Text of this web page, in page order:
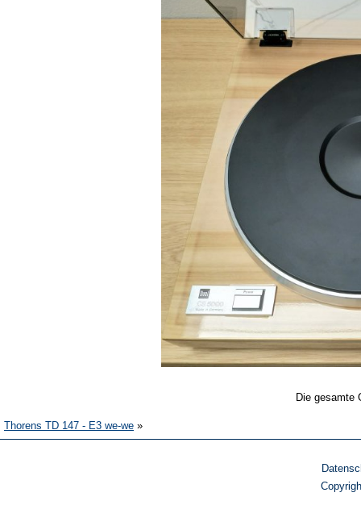
Die gesamte
Thorens TD 147 - E3 we-we »